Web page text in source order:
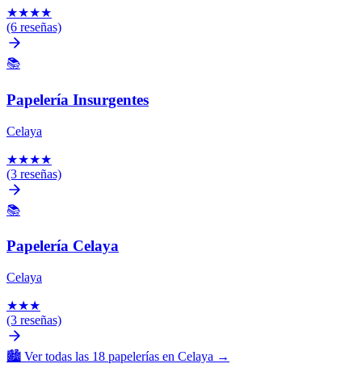
★★★★
(6 reseñas)
📚
Papelería Insurgentes
Celaya
★★★★
(3 reseñas)
📚
Papelería Celaya
Celaya
★★★
(3 reseñas)
🏙️ Ver todas las 18 papelerías en Celaya →